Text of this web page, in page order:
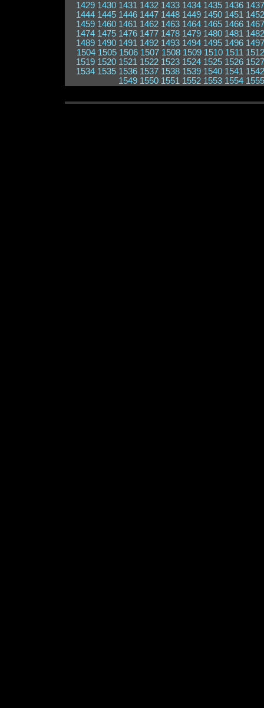
1429 1430 1431 1432 1433 1434 1435 1436 1437
1444 1445 1446 1447 1448 1449 1450 1451 1452
1459 1460 1461 1462 1463 1464 1465 1466 1467
1474 1475 1476 1477 1478 1479 1480 1481 1482
1489 1490 1491 1492 1493 1494 1495 1496 1497
1504 1505 1506 1507 1508 1509 1510 1511 1512
1519 1520 1521 1522 1523 1524 1525 1526 1527
1534 1535 1536 1537 1538 1539 1540 1541 1542
1549 1550 1551 1552 1553 1554 1555